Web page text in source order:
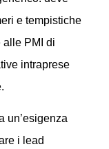
e tempistiche
alle PMI di
intraprese
un’esigenza
i lead